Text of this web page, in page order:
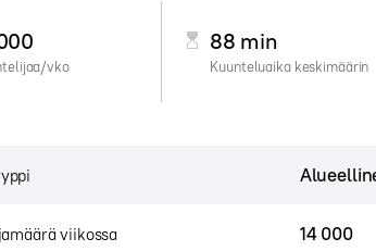
vko
88 min
Kuunteluaika keskimäärin
viikossa 14 000